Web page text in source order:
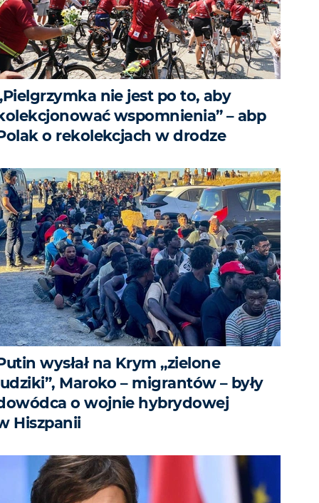
nie jest po to, aby
wspomnienia” – abp
o rekolekcjach w drodze
wysłał na Krym „zielone
Maroko – migrantów – były
o wojnie hybrydowej
Hiszpanii